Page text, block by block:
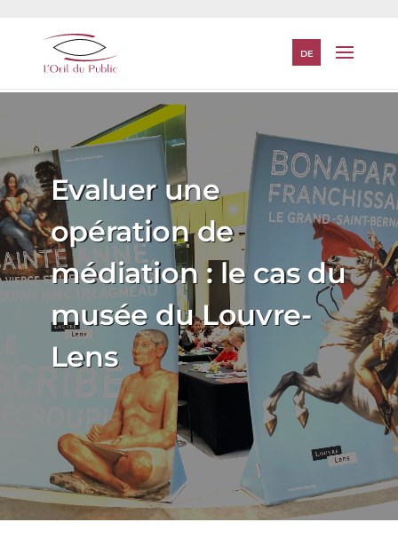
DE
Evaluer une
opération de
médiation : le cas du
musée du Louvre-
Lens